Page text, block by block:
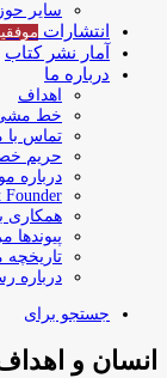
سایر
انتشارات
آمار نشر کتاب
درباره ما
اهداف
خط
تماس با
حریم
درباره
Founder
همکاری
پیوندها
درباره
جستجو برای
انسان و